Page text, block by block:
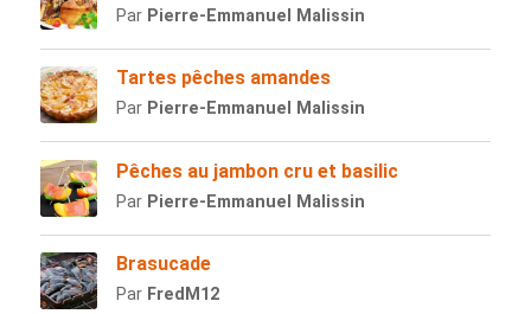
Par Pierre-Emmanuel Malissin
Tartes pêches amandes
Par Pierre-Emmanuel Malissin
Pêches au jambon cru et basilic
Par Pierre-Emmanuel Malissin
Brasucade
Par FredM12